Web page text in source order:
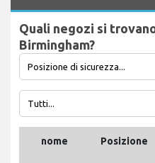
Quali negozi si
Birmingham?
nome Posizione